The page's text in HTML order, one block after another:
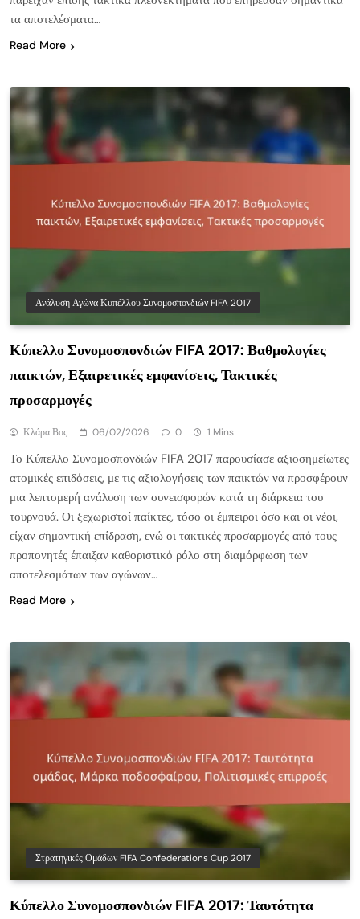
τα αποτελέσματα…
Read More
Ανάλυση Αγώνα Κυπέλλου Συνομοσπονδιών FIFA 2017
Κύπελλο Συνομοσπονδιών FIFA 2017: Βαθμολογίες
παικτών, Εξαιρετικές εμφανίσεις, Τακτικές
προσαρμογές
Κλάρα Βος 06/02/2026 0 1 Mins
Το Κύπελλο Συνομοσπονδιών FIFA 2017 παρουσίασε αξιοσημείωτες
ατομικές επιδόσεις, με τις αξιολογήσεις των παικτών να προσφέρουν
μια λεπτομερή ανάλυση των συνεισφορών κατά τη διάρκεια του
τουρνουά. Οι ξεχωριστοί παίκτες, τόσο οι έμπειροι όσο και οι νέοι,
είχαν σημαντική επίδραση, ενώ οι τακτικές προσαρμογές από τους
προπονητές έπαιξαν καθοριστικό ρόλο στη διαμόρφωση των
αποτελεσμάτων των αγώνων…
Read More
Στρατηγικές Ομάδων FIFA Confederations Cup 2017
Κύπελλο Συνομοσπονδιών FIFA 2017: Ταυτότητα